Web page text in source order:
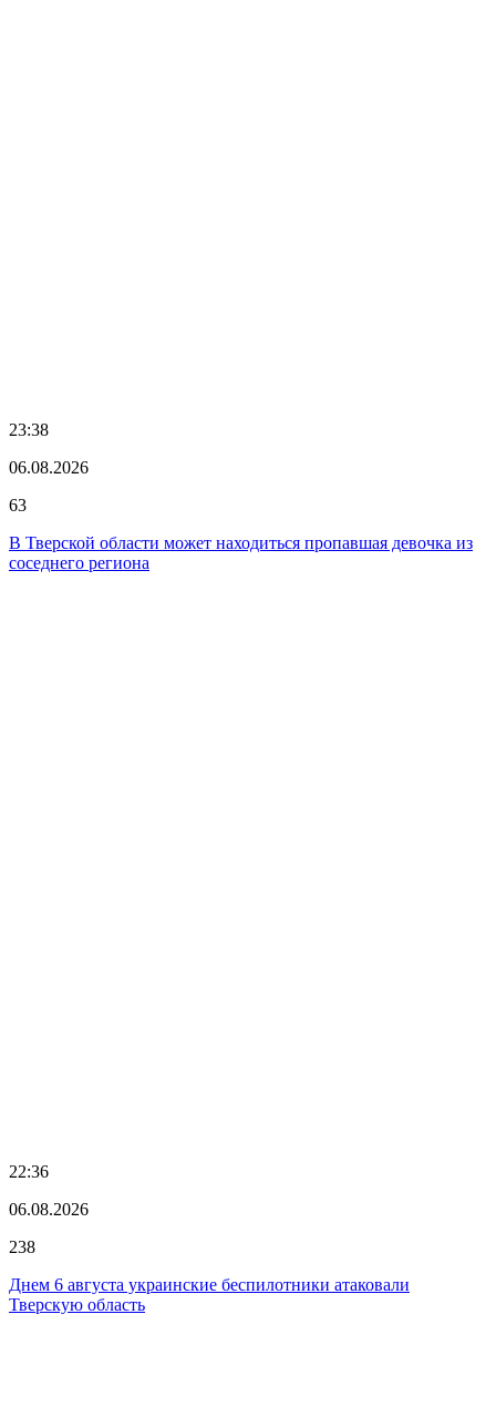
23:38
06.08.2026
63
В Тверской области может находиться пропавшая девочка из
соседнего региона
22:36
06.08.2026
238
Днем 6 августа украинские беспилотники атаковали
Тверскую область